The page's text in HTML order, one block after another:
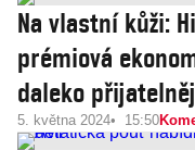
Na vlastní kůži:
prémiová
daleko
5. května 2024 15:50